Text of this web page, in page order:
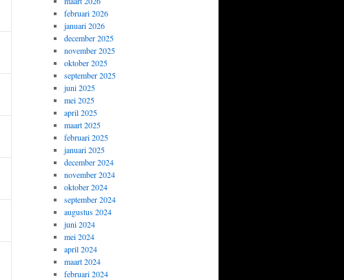
februari 2026
januari 2026
december 2025
november 2025
oktober 2025
september 2025
juni 2025
mei 2025
april 2025
maart 2025
februari 2025
januari 2025
december 2024
november 2024
oktober 2024
september 2024
augustus 2024
juni 2024
mei 2024
april 2024
maart 2024
februari 2024